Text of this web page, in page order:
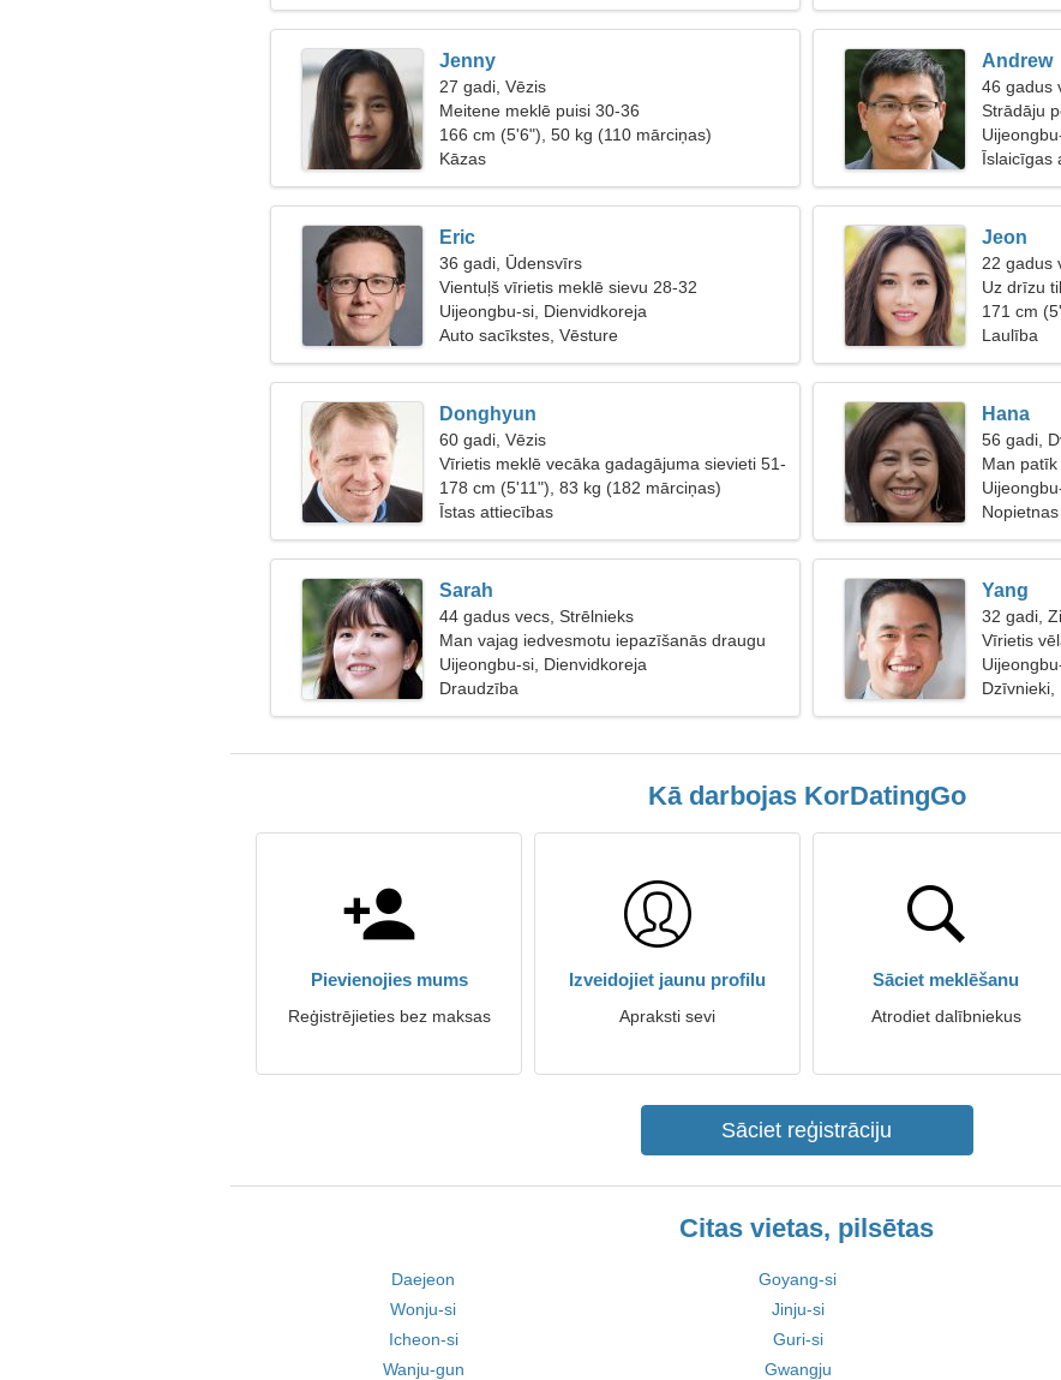
Jenny
27 gadi, Vēzis
Meitene meklē puisi 30-36
166 cm (5'6"), 50 kg (110 mārciņas)
Kāzas
Andrew
46 gadus
Strādāju
Īslaicīgas
Eric
36 gadi, Ūdensvīrs
Vientuļš vīrietis meklē sievu 28-32
Uijeongbu-si, Dienvidkoreja
Auto sacīkstes, Vēsture
Jeon
22 gadus
Uz drīzu
171 cm
Laulība
Donghyun
60 gadi, Vēzis
Vīrietis meklē vecāka gadagājuma sievieti 51-
56
178 cm (5'11"), 83 kg (182 mārciņas)
Īstas attiecības
Hana
56 gadi,
Man
Sarah
44 gadus vecs, Strēlnieks
Man vajag iedvesmotu iepazīšanās draugu
Uijeongbu-si, Dienvidkoreja
Draudzība
Yang
32 gadi,
Vīrietis
Dzīvnieki,
Kā darbojas KorDatingGo
Pievienojies mums
Reģistrējieties bez maksas
Izveidojiet jaunu profilu
Apraksti sevi
Sāciet meklēšanu
Atrodiet dalībniekus
Sāciet reģistrāciju
Citas vietas, pilsētas
Daejeon Goyang-si
Wonju-si
Jinju-si
Icheon-si
Guri-si
Wanju-gun
Gwangju